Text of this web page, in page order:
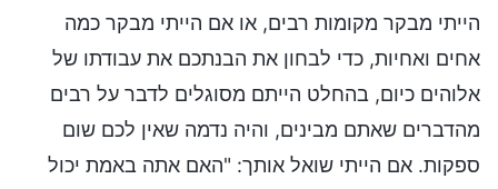
הייתי מבקר מקומות רבים, או אם הייתי מבקר כמה
אחים ואחיות, כדי לבחון את הבנתכם את עבודתו של
אלוהים כיום, בהחלט הייתם מסוגלים לדבר על רבים
מהדברים שאתם מבינים, והיה נדמה שאין לכם שום
ספקות. אם הייתי שואל אותך: "האם אתה באמת יכול